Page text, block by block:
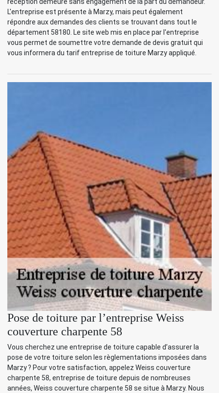
L'entreprise est présente à Marzy, mais peut également
répondre aux demandes des clients se trouvant dans tout le
département 58180. Le site web mis en place par l'entreprise
vous permet de soumettre votre demande de devis gratuit qui
vous informera du tarif entreprise de toiture Marzy appliqué.
Pose de toiture par l’entreprise Weiss
couverture charpente 58
Vous cherchez une entreprise de toiture capable d’assurer la
pose de votre toiture selon les règlementations imposées dans
Marzy ? Pour votre satisfaction, appelez Weiss couverture
charpente 58, entreprise de toiture depuis de nombreuses
années, Weiss couverture charpente 58 se situe à Marzy. Nous